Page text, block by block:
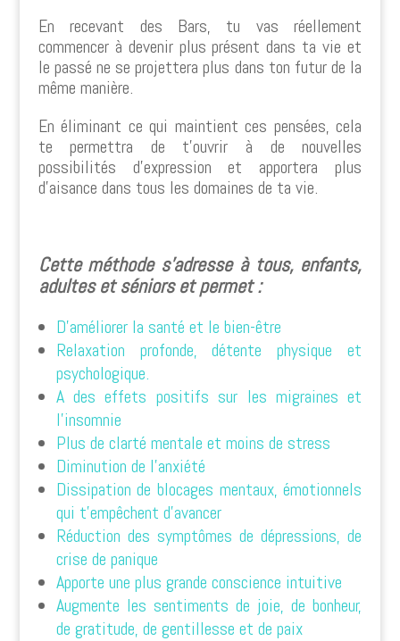
En recevant des Bars, tu vas réellement
commencer à devenir plus présent dans ta vie et
le passé ne se projettera plus dans ton futur de la
même manière.
En éliminant ce qui maintient ces pensées, cela
te permettra de t’ouvrir à de nouvelles
possibilités d’expression et apportera plus
d’aisance dans tous les domaines de ta vie.
Cette méthode s’adresse à tous, enfants,
adultes et séniors et permet :
D’améliorer la santé et le bien-être
Relaxation profonde, détente physique et
psychologique.
A des effets positifs sur les migraines et
l’insomnie
Plus de clarté mentale et moins de stress
Diminution de l’anxiété
Dissipation de blocages mentaux, émotionnels
qui t’empêchent d’avancer
Réduction des symptômes de dépressions, de
crise de panique
Apporte une plus grande conscience intuitive
Augmente les sentiments de joie, de bonheur,
de gratitude, de gentillesse et de paix